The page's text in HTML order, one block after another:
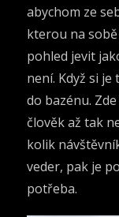
abychom ze
kterou na
pohled jevit
není. Když si
do bazénu.
člověk až tak
kolik
veder, pak je
potřeba.